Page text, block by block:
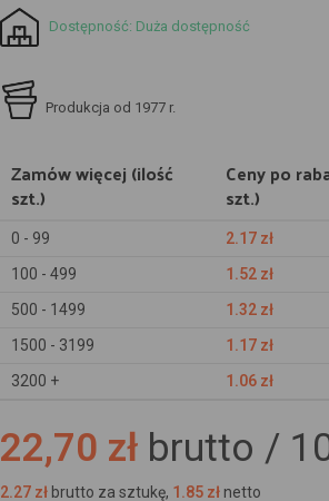
Dostępność: Duża dostępność
Produkcja od 1977 r.
Zamów więcej (ilość
szt.)
Ceny po
szt.)
0 - 99 2.17 zł
100 - 499
1.52 zł
500 - 1499
1.32 zł
1500 - 3199
1.17 zł
3200 +
1.06 zł
22,70 zł brutto /
2.27 zł brutto za sztukę, 1.85 zł netto